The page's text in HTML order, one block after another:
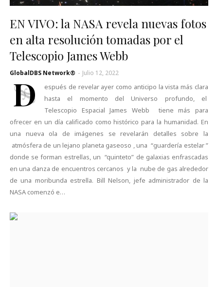
EN VIVO: la NASA revela nuevas fotos
en alta resolución tomadas por el
Telescopio James Webb
GlobalDBS Network® - Julio 12, 2022
D
espués de revelar ayer como anticipo la vista más clara
hasta el momento del Universo profundo, el
Telescopio Espacial James Webb tiene más para
ofrecer en un día calificado como histórico para la humanidad. En
una nueva ola de imágenes se revelarán detalles sobre la
atmósfera de un lejano planeta gaseoso , una “guardería estelar ”
donde se forman estrellas, un “quinteto” de galaxias enfrascadas
en una danza de encuentros cercanos y la nube de gas alrededor
de una moribunda estrella. Bill Nelson, jefe administrador de la
NASA comenzó e…